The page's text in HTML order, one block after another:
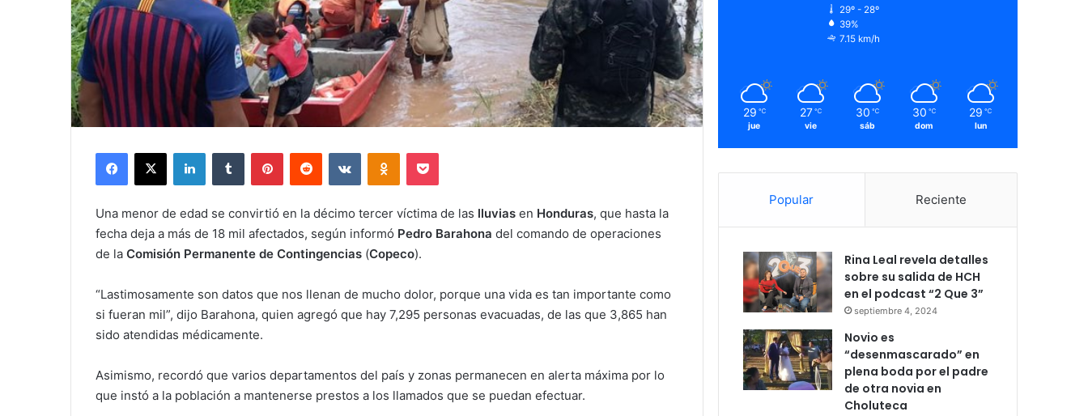
Facebook
X LinkedInTumblr PinterestReddit VKontakteOdnoklassniki
Pocket
Una menor de edad se convirtió en la décimo tercer víctima de las lluvias en Honduras, que hasta la
fecha deja a más de 18 mil afectados, según informó Pedro Barahona del comando de operaciones
de la Comisión Permanente de Contingencias (Copeco).
“Lastimosamente son datos que nos llenan de mucho dolor, porque una vida es tan importante como
si fueran mil”, dijo Barahona, quien agregó que hay 7,295 personas evacuadas, de las que 3,865 han
sido atendidas médicamente.
Asimismo, recordó que varios departamentos del país y zonas permanecen en alerta máxima por lo
que instó a la población a mantenerse prestos a los llamados que se puedan efectuar.
29º - 28º
39%
7.15 km/h
29 ℃
jue
27 ℃
vie
30 ℃
sáb
30 ℃
dom
29 ℃
lun
Popular Reciente
Rina Leal revela detalles
sobre su salida de HCH
en el podcast “2 Que 3”
septiembre 4, 2024
Novio es
“desenmascarado” en
plena boda por el padre
de otra novia en
Choluteca